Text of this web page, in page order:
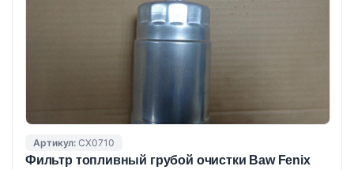
Артикул: CX0710
Фильтр топливный грубой очистки Baw Fenix